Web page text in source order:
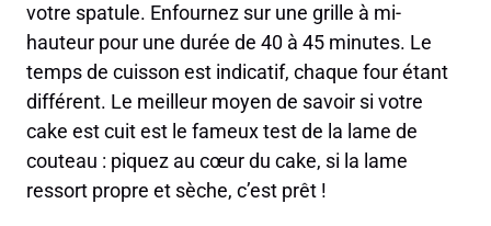
votre spatule. Enfournez sur une grille à mi-
hauteur pour une durée de 40 à 45 minutes. Le
temps de cuisson est indicatif, chaque four étant
différent. Le meilleur moyen de savoir si votre
cake est cuit est le fameux test de la lame de
couteau : piquez au cœur du cake, si la lame
ressort propre et sèche, c’est prêt !